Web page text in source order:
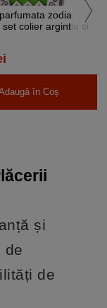
zodia
set colier argintiu si
în Coș
și
de
de